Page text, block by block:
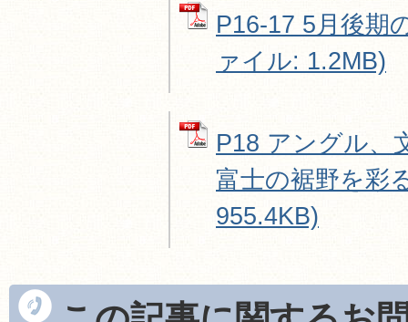
P16-17 5月後期
ァイル: 1.2MB)
P18 アングル、
富士の裾野を彩
955.4KB)